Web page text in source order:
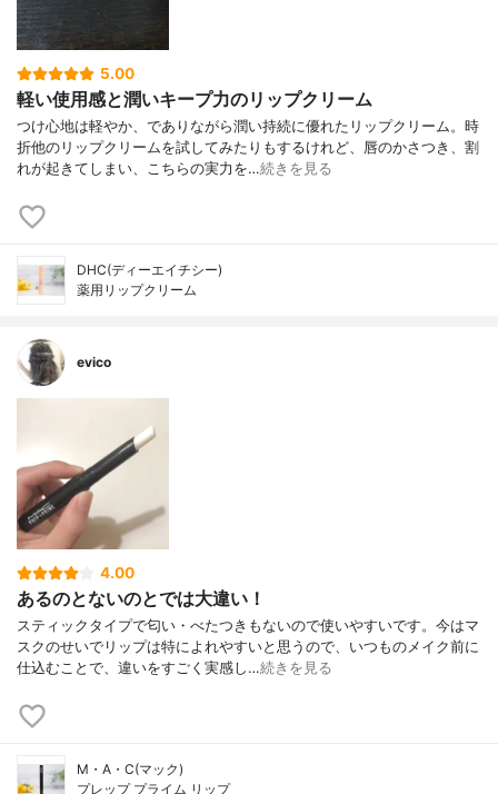
5.00
軽い使用感と潤いキープ力のリップクリーム
つけ心地は軽やか、でありながら潤い持続に優れたリップクリーム。時
折他のリップクリームを試してみたりもするけれど、唇のかさつき、割
れが起きてしまい、こちらの実力を…続きを見る
DHC(ディーエイチシー)
薬用リップクリーム
evico
4.00
あるのとないのとでは大違い！
スティックタイプで匂い・べたつきもないので使いやすいです。今はマ
スクのせいでリップは特によれやすいと思うので、いつものメイク前に
仕込むことで、違いをすごく実感し…続きを見る
M・A・C(マック)
プレップ プライム リップ